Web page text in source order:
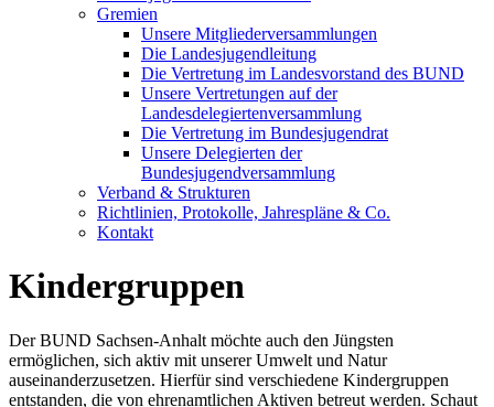
Gremien
Unsere Mitgliederversammlungen
Die Landesjugendleitung
Die Vertretung im Landesvorstand des BUND
Unsere Vertretungen auf der
Landesdelegiertenversammlung
Die Vertretung im Bundesjugendrat
Unsere Delegierten der
Bundesjugendversammlung
Verband & Strukturen
Richtlinien, Protokolle, Jahrespläne & Co.
Kontakt
Kindergruppen
Der BUND Sachsen-Anhalt möchte auch den Jüngsten
ermöglichen, sich aktiv mit unserer Umwelt und Natur
auseinanderzusetzen. Hierfür sind verschiedene Kindergruppen
entstanden, die von ehrenamtlichen Aktiven betreut werden. Schaut